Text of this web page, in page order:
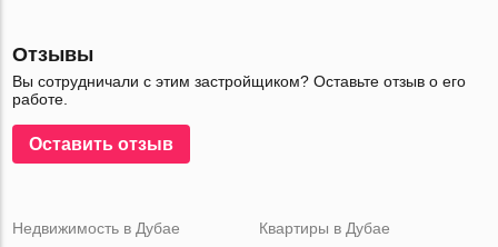
Отзывы
Вы сотрудничали с этим застройщиком? Оставьте отзыв о его
работе.
Оставить отзыв
Недвижимость в Дубае
Квартиры в Дубае